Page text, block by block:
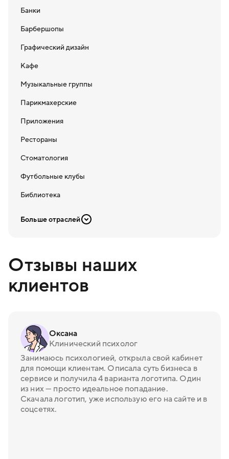
Банки
Барбершопы
Графический дизайн
Кафе
Музыкальные группы
Парикмахерские
Приложения
Рестораны
Стоматология
Футбольные клубы
Библиотека
Больше отраслей
Отзывы наших
клиентов
Оксана
Клинический психолог
Занимаюсь психологией, открыла свой кабинет
для помощи клиентам. Описала суть бизнеса в
сервисе и получила 4 варианта логотипа. Один
из них — просто идеальное попадание.
Скачала логотип, уже использую его на сайте и в
соцсетях.